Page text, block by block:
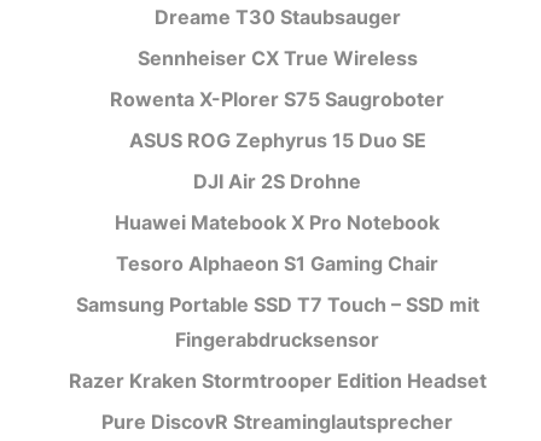
Dreame T30 Staubsauger
Sennheiser CX True Wireless
Rowenta X-Plorer S75 Saugroboter
ASUS ROG Zephyrus 15 Duo SE
DJI Air 2S Drohne
Huawei Matebook X Pro Notebook
Tesoro Alphaeon S1 Gaming Chair
Samsung Portable SSD T7 Touch – SSD mit
Fingerabdrucksensor
Razer Kraken Stormtrooper Edition Headset
Pure DiscovR Streaminglautsprecher